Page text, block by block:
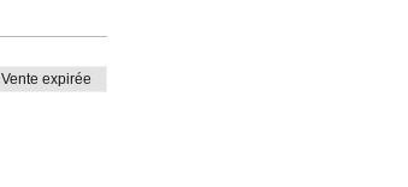
Vente expirée